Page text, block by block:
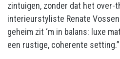
zintuigen, zonder dat het over-
interieurstyliste Renate Vossen
geheim zit ‘m in balans: luxe
een rustige, coherente setting.”